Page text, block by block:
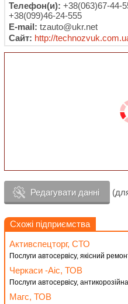
Телефон(и): +38(063)67-44-
+38(099)46-24-555
E-mail: tzauto@ukr.net
Сайт: http://
Редагувати данні
Схожі підприємства
Активспецторг, СТО
Послуги автосервісу, якісний
Черкаси -Аіс, ТОВ
Послуги автосервісу,
Магс, ТОВ